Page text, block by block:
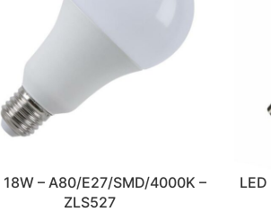
18W – A80/E27/SMD/4000K –
ZLS527